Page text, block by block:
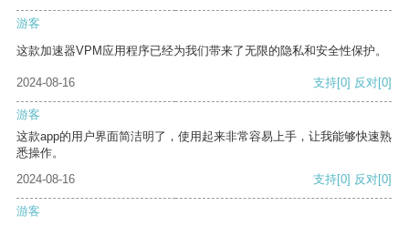
游客
这款加速器VPM应用程序已经为我们带来了无限的隐私和安全性保护。
2024-08-16 支持[0] 反对[0]
游客
这款app的用户界面简洁明了，使用起来非常容易上手，让我能够快速熟
悉操作。
2024-08-16
支持[0] 反对[0]
游客